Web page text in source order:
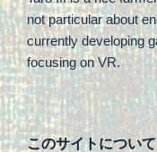
not particular about
currently developing
focusing on VR.
このサイトについて